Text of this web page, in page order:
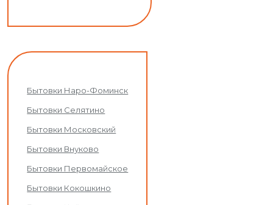
Бытовки Наро-Фоминск
Бытовки Селятино
Бытовки Московский
Бытовки Внуково
Бытовки Первомайское
Бытовки Кокошкино